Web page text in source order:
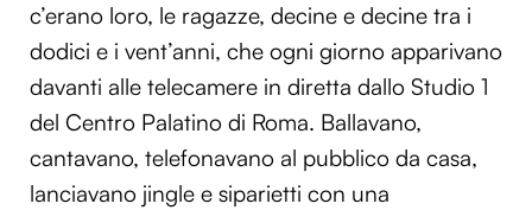
c’erano loro, le ragazze, decine e decine tra i
dodici e i vent’anni, che ogni giorno apparivano
davanti alle telecamere in diretta dallo Studio 1
del Centro Palatino di Roma. Ballavano,
cantavano, telefonavano al pubblico da casa,
lanciavano jingle e siparietti con una